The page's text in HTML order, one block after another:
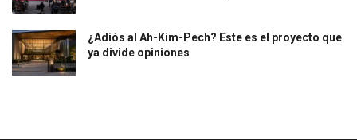
¿Adiós al Ah-Kim-Pech? Este es el proyecto que
ya divide opiniones